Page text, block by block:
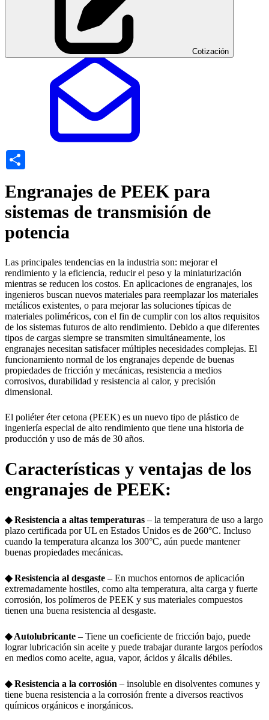
Cotización
Engranajes de PEEK para
sistemas de transmisión de
potencia
Las principales tendencias en la industria son: mejorar el
rendimiento y la eficiencia, reducir el peso y la miniaturización
mientras se reducen los costos. En aplicaciones de engranajes, los
ingenieros buscan nuevos materiales para reemplazar los materiales
metálicos existentes, o para mejorar las soluciones típicas de
materiales poliméricos, con el fin de cumplir con los altos requisitos
de los sistemas futuros de alto rendimiento. Debido a que diferentes
tipos de cargas siempre se transmiten simultáneamente, los
engranajes necesitan satisfacer múltiples necesidades complejas. El
funcionamiento normal de los engranajes depende de buenas
propiedades de fricción y mecánicas, resistencia a medios
corrosivos, durabilidad y resistencia al calor, y precisión
dimensional.
El poliéter éter cetona (PEEK) es un nuevo tipo de plástico de
ingeniería especial de alto rendimiento que tiene una historia de
producción y uso de más de 30 años.
Características y ventajas de los
engranajes de PEEK:
◆ Resistencia a altas temperaturas – la temperatura de uso a largo
plazo certificada por UL en Estados Unidos es de 260°C. Incluso
cuando la temperatura alcanza los 300°C, aún puede mantener
buenas propiedades mecánicas.
◆ Resistencia al desgaste – En muchos entornos de aplicación
extremadamente hostiles, como alta temperatura, alta carga y fuerte
corrosión, los polímeros de PEEK y sus materiales compuestos
tienen una buena resistencia al desgaste.
◆ Autolubricante – Tiene un coeficiente de fricción bajo, puede
lograr lubricación sin aceite y puede trabajar durante largos períodos
en medios como aceite, agua, vapor, ácidos y álcalis débiles.
◆ Resistencia a la corrosión – insoluble en disolventes comunes y
tiene buena resistencia a la corrosión frente a diversos reactivos
químicos orgánicos e inorgánicos.